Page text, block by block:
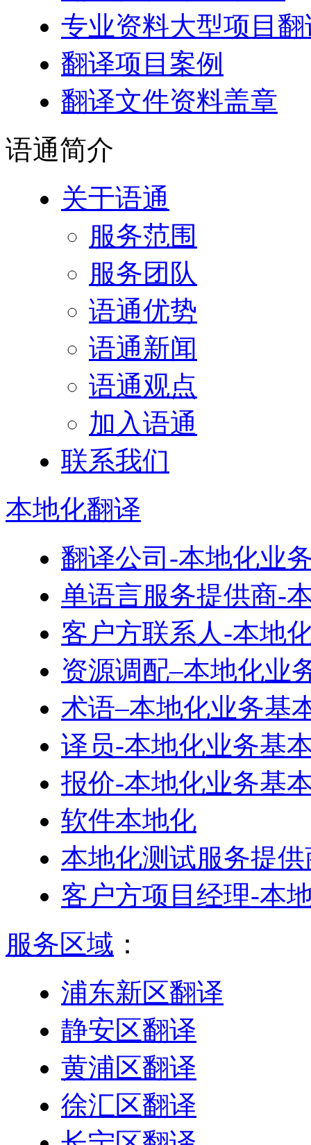
专业资料大型项目翻
翻译项目案例
翻译文件资料盖章
语通简介
关于语通
服务范围
服务团队
语通优势
语通新闻
语通观点
加入语通
联系我们
本地化翻译
翻译公司-本地化业
单语言服务提供商-
客户方联系人-本地
资源调配–本地化业
术语–本地化业务基
译员-本地化业务基
报价-本地化业务基
软件本地化
本地化测试服务提
客户方项目经理-本
服务区域 ：
浦东新区翻译
静安区翻译
黄浦区翻译
徐汇区翻译